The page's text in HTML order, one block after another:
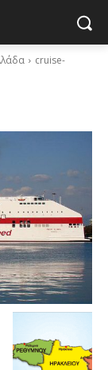
cruise-